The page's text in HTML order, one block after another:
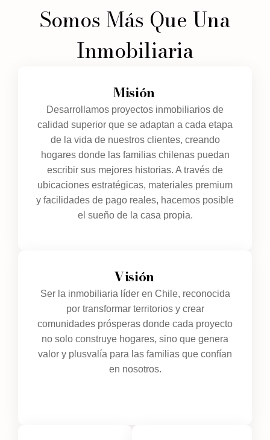
Somos Más Que Una
Inmobiliaria
Misión
Desarrollamos proyectos inmobiliarios de
calidad superior que se adaptan a cada etapa
de la vida de nuestros clientes, creando
hogares donde las familias chilenas puedan
escribir sus mejores historias. A través de
ubicaciones estratégicas, materiales premium
y facilidades de pago reales, hacemos posible
el sueño de la casa propia.
Visión
Ser la inmobiliaria líder en Chile, reconocida
por transformar territorios y crear
comunidades prósperas donde cada proyecto
no solo construye hogares, sino que genera
valor y plusvalía para las familias que confían
en nosotros.